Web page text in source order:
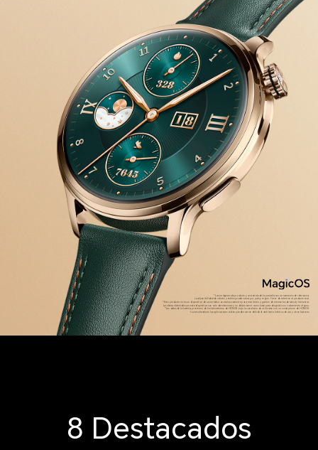
*Las imágenes de producto y contenido de la pantalla son únicamente de referencia.
La diponibilidad de colores y estilos puede variar por país y región. Favor de referirse al producto real.
*Este producto no es un dispositivo de uso médico, es exclusivamente para monitoreo y gestión de elementos de salud y bienestar.
Los datos obtenidos con este dispositivo son solo de referencia y no deben servir como base para diagnóstico o tratamiento alguno.
*Los datos de la batería provienen de los laboratorios de HONOR, bajo la condición de utilizarse con un smartphone de HONOR.
Los resultados en las aplicaciones reales pueden variar debido al ambiente, hábitos de uso y otros factores.
8 Destacados